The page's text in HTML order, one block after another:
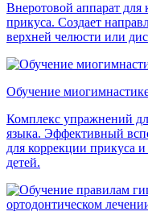
Внеротовой аппарат
прикуса. Создает
верхней челюсти или
Обучение
Комплекс упражнений
языка. Эффективный
для коррекции прикуса
детей.